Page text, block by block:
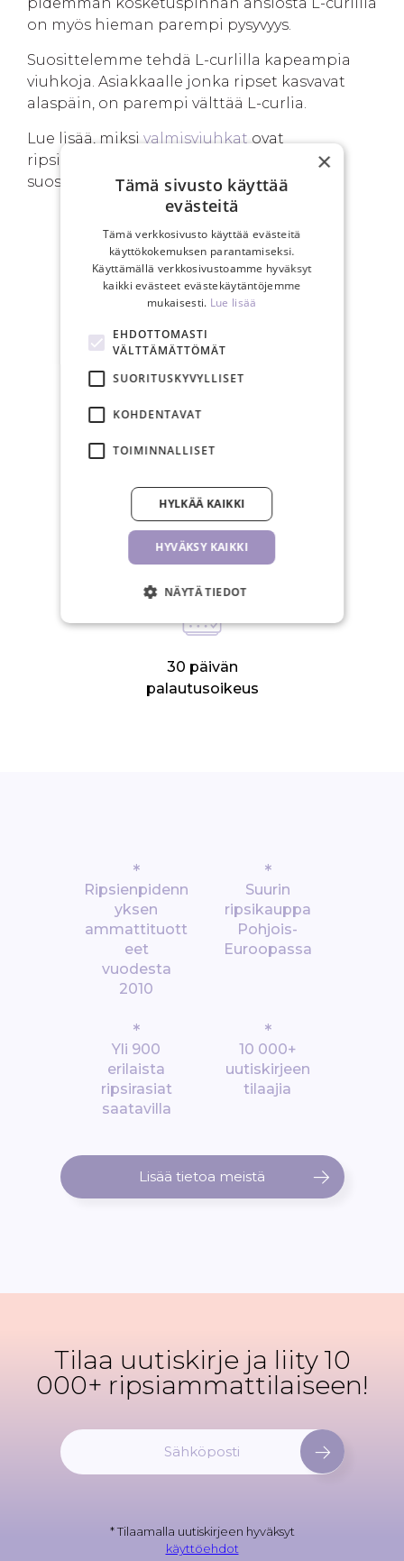
on myös hieman parempi pysyvyys.
Suosittelemme tehdä L-curlilla kapeampia
viuhkoja. Asiakkaalle jonka ripset kasvavat
alaspäin, on parempi välttää L-curlia.
Lue lisää, miksivalmisviuhkatovat
ripsiammattilaisten keskuudessa yhä
suositumpia.
SINUN EDUT
Ilmainen toimitus yli 150€
Arkisin postitamme 24 tunnin
sisällä
30 päivän
palautusoikeus
*
Ripsienpidenn
yksen
ammattituott
eet
vuodesta
2010
*
Suurin
ripsikauppa
Pohjois-
Euroopassa
*
Yli 900
erilaista
ripsirasiat
saatavilla
*
10 000+
uutiskirjeen
tilaajia
Lisää tietoa meistä
Tilaa uutiskirje ja liity 10
000+ ripsiammattilaiseen!
T
i
* Tilaamalla uutiskirjeen hyväksyt
käyttöehdot
×
Tämä sivusto käyttää
evästeitä
Tämä verkkosivusto käyttää evästeitä
käyttökokemuksen parantamiseksi.
Käyttämällä verkkosivustoamme hyväksyt
kaikki evästeet evästekäytäntöjemme
mukaisesti. Lue lisää
EHDOTTOMASTI
VÄLTTÄMÄTTÖMÄT
SUORITUSKYVYLLISET
KOHDENTAVAT
TOIMINNALLISET
HYVÄKSY KAIKKI
HYLKÄÄ KAIKKI
NÄYTÄ TIEDOT